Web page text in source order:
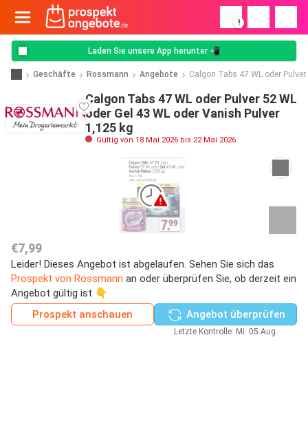
!
Laden Sie unsere App herunter 📲
Geschäfte Rossmann Angebote Calgon Tabs 47 WL oder
Calgon Tabs 47 WL oder Pulver 52 WL
oder Gel 43 WL oder Vanish Pulver
1,125 kg
Gültig von 18 Mai 2026 bis 22 Mai 2026
€7,99
Leider! Dieses Angebot ist abgelaufen. Sehen Sie sich das
Prospekt von Rossmann an oder überprüfen Sie, ob derzeit ein
Angebot gültig ist 👇
Prospekt anschauen
Angebot überprüfen
Letzte Kontrolle: Mi. 05 Aug.